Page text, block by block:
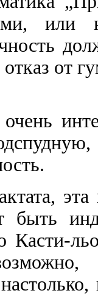
или
отказ от
быть
Касти-